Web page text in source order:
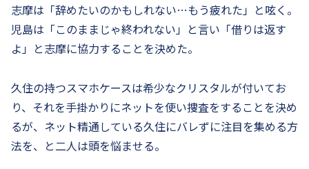
志摩は「辞めたいのかもしれない…もう疲れた」と呟く。
児島は「このままじゃ終われない」と言い「借りは返す
よ」と志摩に協力することを決めた。
久住の持つスマホケースは希少なクリスタルが付いてお
り、それを手掛かりにネットを使い捜査をすることを決め
るが、ネット精通している久住にバレずに注目を集める方
法を、と二人は頭を悩ませる。